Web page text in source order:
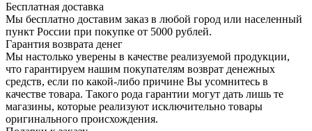
Бесплатная доставка
Мы бесплатно доставим заказ в любой город или населенный
пункт России при покупке от 5000 рублей.
Гарантия возврата денег
Мы настолько уверены в качестве реализуемой продукции,
что гарантируем нашим покупателям возврат денежных
средств, если по какой-либо причине Вы усомнитесь в
качестве товара. Такого рода гарантии могут дать лишь те
магазины, которые реализуют исключительно товары
оригинального происхождения.